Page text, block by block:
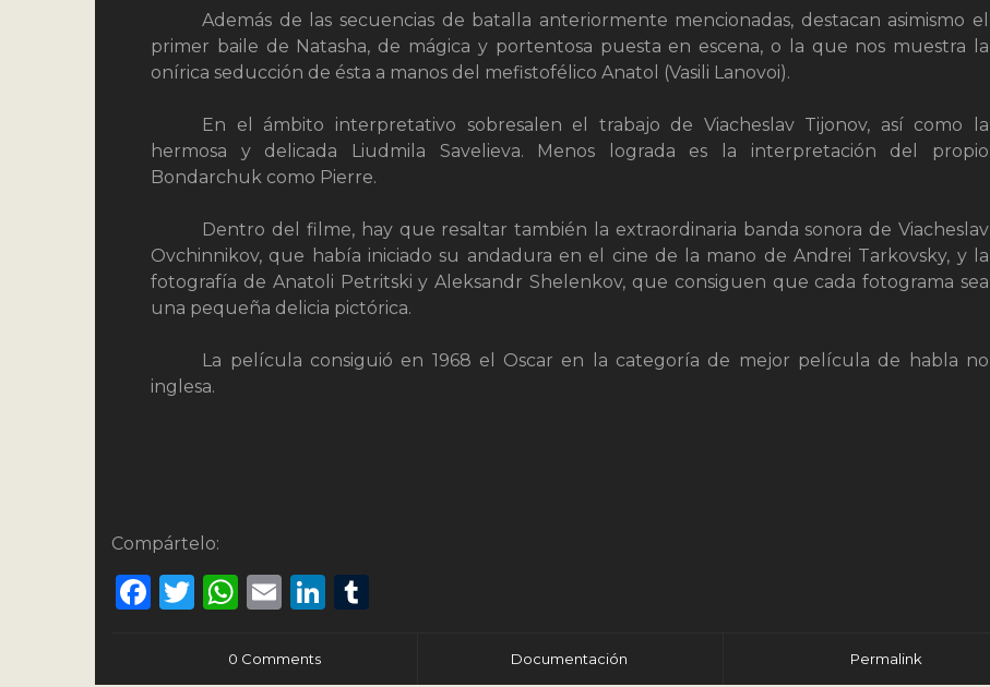
Además de las secuencias de batalla anteriormente mencionadas, destacan asimismo el
primer baile de Natasha, de mágica y portentosa puesta en escena, o la que nos muestra la
onírica seducción de ésta a manos del mefistofélico Anatol (Vasili Lanovoi).
En el ámbito interpretativo sobresalen el trabajo de Viacheslav Tijonov, así como la
hermosa y delicada Liudmila Savelieva. Menos lograda es la interpretación del propio
Bondarchuk como Pierre.
Dentro del filme, hay que resaltar también la extraordinaria banda sonora de Viacheslav
Ovchinnikov, que había iniciado su andadura en el cine de la mano de Andrei Tarkovsky, y la
fotografía de Anatoli Petritski y Aleksandr Shelenkov, que consiguen que cada fotograma sea
una pequeña delicia pictórica.
La película consiguió en 1968 el Oscar en la categoría de mejor película de habla no
inglesa.
Compártelo:
Facebook
Twitter
WhatsApp
EmailLinkedIn
0 Comments Documentación Permalink